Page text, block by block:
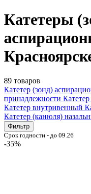
Катетеры
89 товаров
Катетер (зонд)
принадлежности
Катетер внутривенный
Катетер (канюля)
Фильтр
Срок годности - до 09.26
-35%